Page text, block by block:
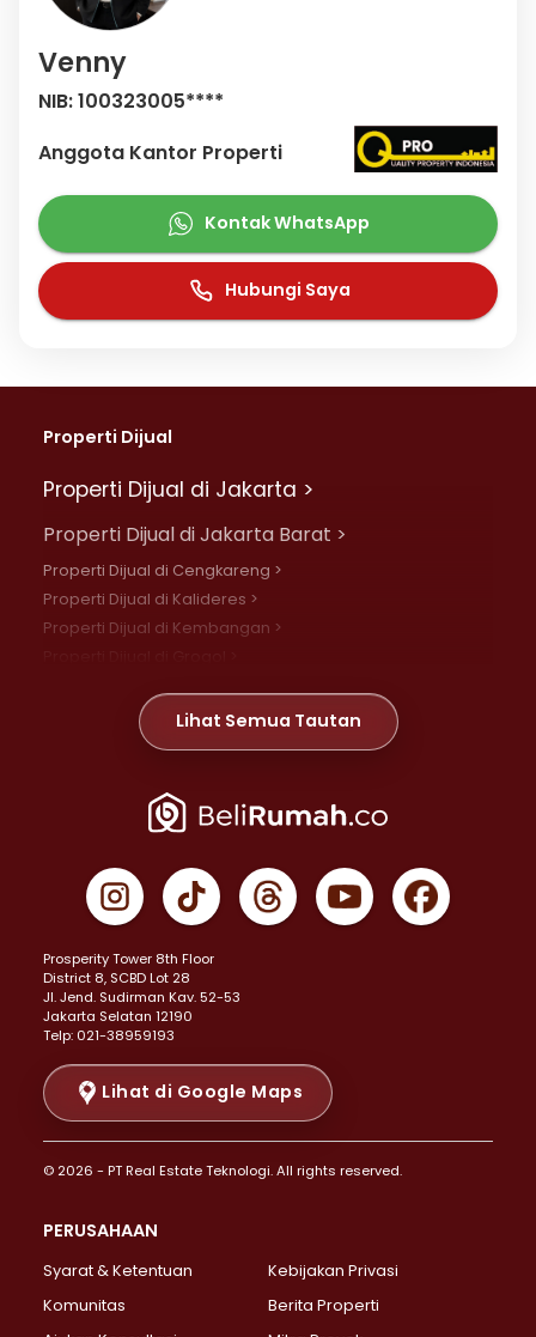
Venny
NIB: 100323005****
Anggota Kantor Properti
Kontak WhatsApp
Hubungi Saya
Properti Dijual
Properti Dijual di Jakarta >
Properti Dijual di Jakarta Barat >
Properti Dijual di Cengkareng >
Properti Dijual di Kalideres >
Properti Dijual di Kembangan >
Properti Dijual di Meruya >
Properti Dijual di Jelambar >
Properti Dijual di Jakarta Pusat >
Properti Dijual di Gambir >
Properti Dijual di Johar Baru >
Properti Dijual di Menteng >
Properti Dijual di Senen >
Properti Dijual di Tanah Abang >
Properti Dijual di Cikini >
Properti Dijual di Kramat >
Properti Dijual di Pasar Baru >
Properti Dijual di Bendungan Hilir >
Properti Dijual di Jakarta Selatan >
Properti Dijual di Lebak Bulus >
Properti Dijual di Gandaria Selatan >
Properti Dijual di Pondok Labu >
Lihat Semua Tautan
Prosperity Tower 8th Floor
District 8, SCBD Lot 28
JI. Jend. Sudirman Kav. 52-53
Jakarta Selatan 12190
Telp: 021-38959193
Lihat di Google Maps
© 2026 - PT Real Estate Teknologi. All rights reserved.
PERUSAHAAN
Syarat & Ketentuan
Kebijakan Privasi
Komunitas
Berita Properti